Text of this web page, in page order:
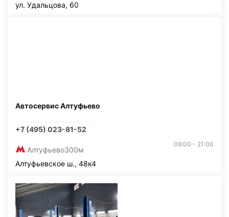
ул. Удальцова, 60
Автосервис Алтуфьево
+7 (495) 023-81-52
Алтуфьево300м
09:00 - 21:00
Алтуфьевское ш., 48к4